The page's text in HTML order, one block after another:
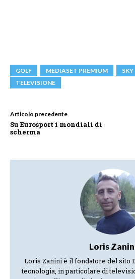
GOLF MEDIASET PREMIUM SKY
TELEVISIONE
Articolo precedente
Su Eurosport i mondiali di
scherma
Loris
Loris Zanini è il fondatore del sito
tecnologia, in particolare di